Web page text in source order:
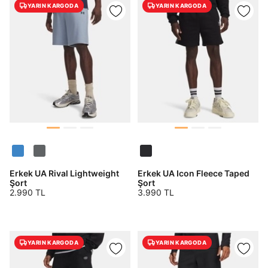
YARIN KARGODA
Erkek UA Rival Lightweight
Şort
2.990 TL
YARIN KARGODA
Erkek UA Icon Fleece Taped
Şort
3.990 TL
YARIN KARGODA YARIN KARGODA
dışında bulunması sebebiyle yurt dışında mukim
Amazon Inc. ve Google LLC. ile paylaşılmasını kabul